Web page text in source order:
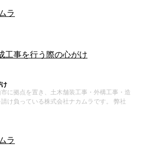
ラ
に拠点を置き、土木舗装工事・外構工事・造
け負っている株式会社ナカムラです。 弊社
ラ